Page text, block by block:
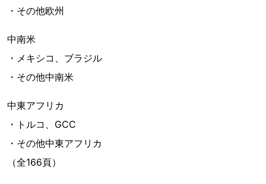
・その他欧州
中南米
・メキシコ、ブラジル
・その他中南米
中東アフリカ
・トルコ、GCC
・その他中東アフリカ
（全166頁）